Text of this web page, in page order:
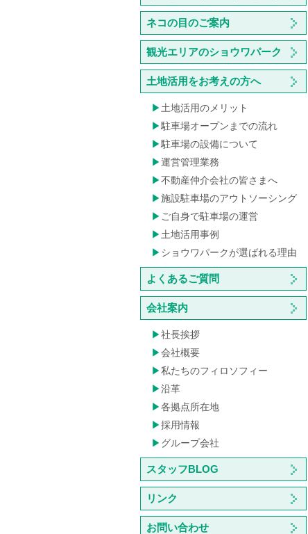
ネコの目のご案内
観光エリアのショウワパーク
土地活用をお考えの方へ
土地活用のメリット
駐車場オープンまでの流れ
駐車場の設備について
運営管理業務
不動産仲介会社の皆さまへ
施設駐車場のアウトソーシング
ご自身で駐車場の運営
土地活用事例
ショウワパークが選ばれる理由
よくあるご質問
会社案内
社長挨拶
会社概要
私たちのフィロソフィー
沿革
各拠点所在地
採用情報
グループ会社
スタッフBLOG
リンク
お問い合わせ